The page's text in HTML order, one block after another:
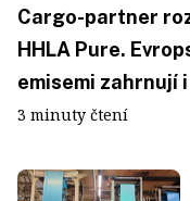
Cargo-partner
HHLA Pure.
emisemi zahrnují
3 minuty čtení